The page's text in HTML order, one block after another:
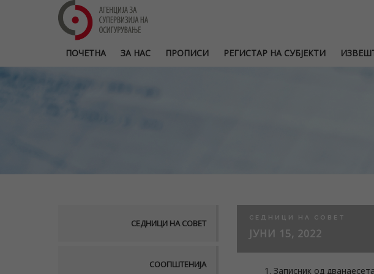
ПОЧЕТНА ЗА НАС ПРОПИСИ РЕГИСТАР НА СУБЈЕКТИ
СЕДНИЦИ НА СОВЕТ
СООПШТЕНИЈА
СЕДНИЦИ НА СОВЕТ
ЈУНИ 15, 2022
Записник од